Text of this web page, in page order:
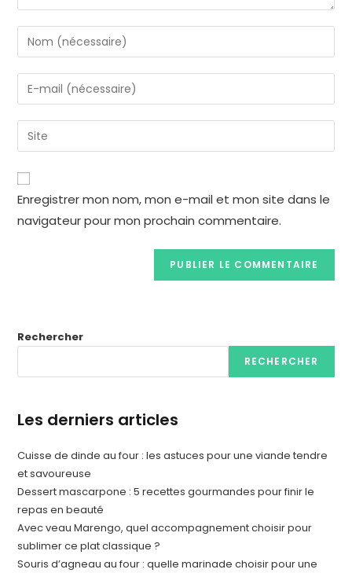
Enregistrer mon nom, mon e-mail et mon site dans le
navigateur pour mon prochain commentaire.
Rechercher
RECHERCHER
Les derniers articles
Cuisse de dinde au four : les astuces pour une viande tendre
et savoureuse
Dessert mascarpone : 5 recettes gourmandes pour finir le
repas en beauté
Avec veau Marengo, quel accompagnement choisir pour
sublimer ce plat classique ?
Souris d’agneau au four : quelle marinade choisir pour une